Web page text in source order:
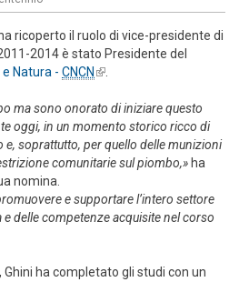
ricoperto il ruolo di vice-presidente di
2014 è stato Presidente del
Natura - CNCN (link is external)
masono onorato diiniziarequesto
oggi, in un momento storico ricco di
e, soprattutto, perquello dellemunizioni
comunitariesulpiombo,» ha
nomina.
esupportarel’intero settore
edellecompetenzeacquisitenelcorso
Ghini ha completato gli studi con un